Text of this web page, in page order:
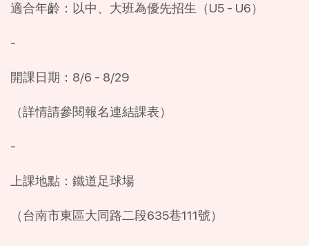
適合年齡：以中、大班為優先招生（U5 - U6）
-
開課日期：8/6 - 8/29
（詳情請參閱報名連結課表）
-
上課地點：鐵道足球場
（台南市東區大同路二段635巷111號）